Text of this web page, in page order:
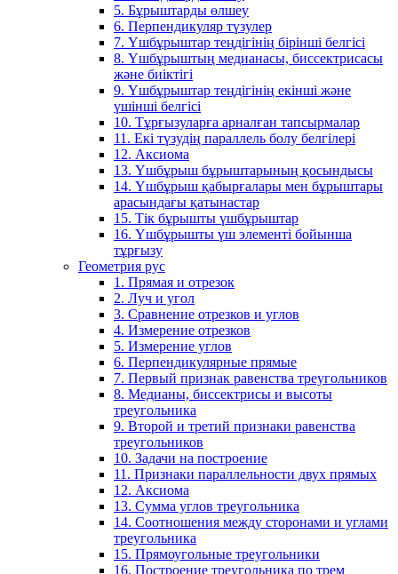
5. Бұрыштарды өлшеу
6. Перпендикуляр түзулер
7. Үшбұрыштар теңдігінің бірінші белгісі
8. Үшбұрыштың медианасы, биссектрисасы
және биіктігі
9. Үшбұрыштар теңдігінің екінші және
үшінші белгісі
10. Тұрғызуларға арналған тапсырмалар
11. Екі түзудің параллель болу белгілері
12. Аксиома
13. Үшбұрыш бұрыштарының қосындысы
14. Үшбұрыш қабырғалары мен бұрыштары
арасындағы қатынастар
15. Тік бұрышты үшбұрыштар
16. Үшбұрышты үш элементі бойынша
тұрғызу
Геометрия рус
1. Прямая и отрезок
2. Луч и угол
3. Сравнение отрезков и углов
4. Измерение отрезков
5. Измерение углов
6. Перпендикулярные прямые
7. Первый признак равенства треугольников
8. Медианы, биссектрисы и высоты
треугольника
9. Второй и третий признаки равенства
треугольников
10. Задачи на построение
11. Признаки параллельности двух прямых
12. Аксиома
13. Сумма углов треугольника
14. Соотношения между сторонами и углами
треугольника
15. Прямоугольные треугольники
16. Построение треугольника по трем